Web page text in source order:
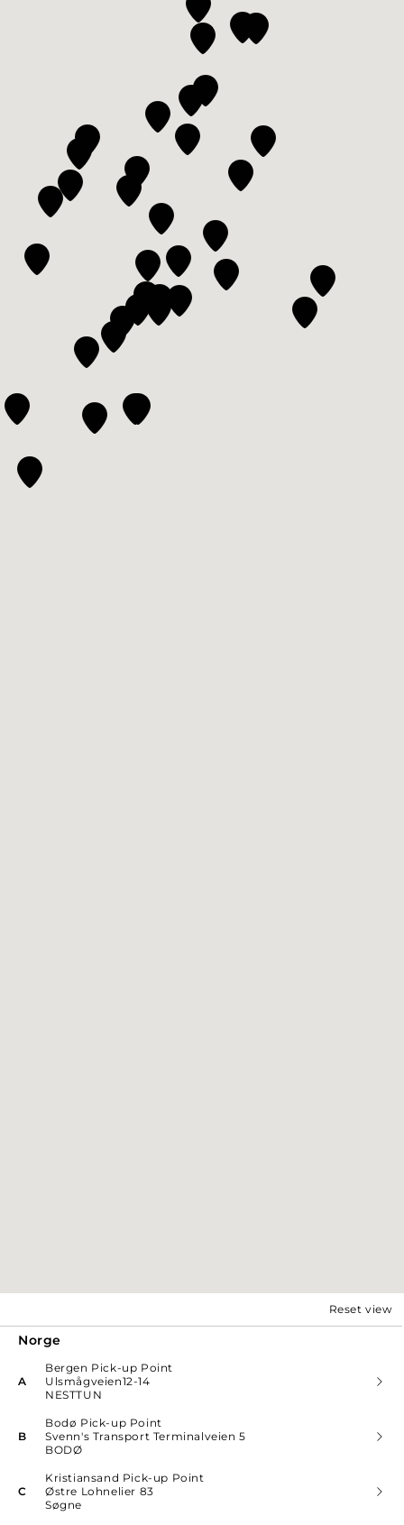
Reset view
Norge
A
Bergen Pick-up Point
Ulsmågveien12-14
NESTTUN
B
Bodø Pick-up Point
Svenn's Transport Terminalveien 5
BODØ
C
Kristiansand Pick-up Point
Østre Lohnelier 83
Søgne